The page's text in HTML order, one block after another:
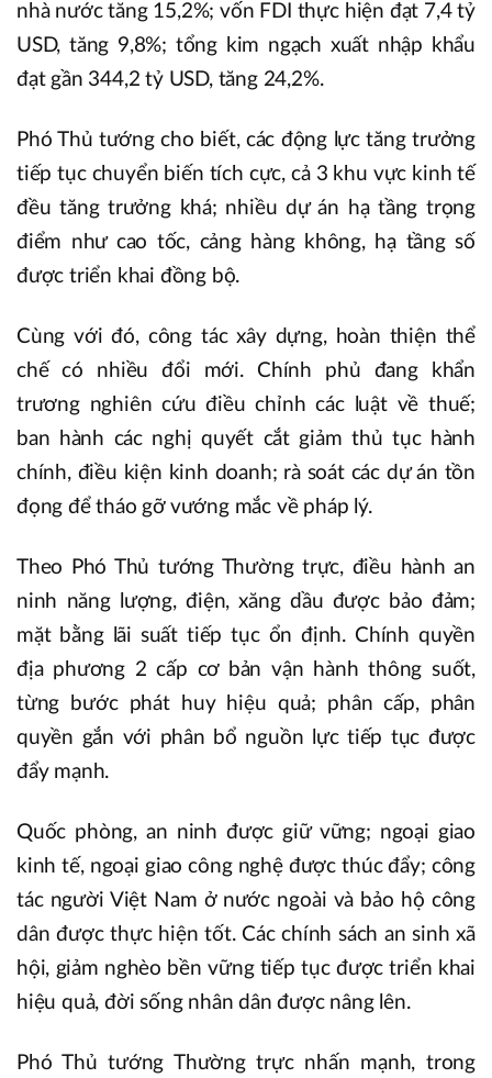
nhà nước tăng 15,2%; vốn FDI thực hiện đạt 7,4 tỷ
USD, tăng 9,8%; tổng kim ngạch xuất nhập khẩu
đạt gần 344,2 tỷ USD, tăng 24,2%.
Phó Thủ tướng cho biết, các động lực tăng trưởng
tiếp tục chuyển biến tích cực, cả 3 khu vực kinh tế
đều tăng trưởng khá; nhiều dự án hạ tầng trọng
điểm như cao tốc, cảng hàng không, hạ tầng số
được triển khai đồng bộ.
Cùng với đó, công tác xây dựng, hoàn thiện thể
chế có nhiều đổi mới. Chính phủ đang khẩn
trương nghiên cứu điều chỉnh các luật về thuế;
ban hành các nghị quyết cắt giảm thủ tục hành
chính, điều kiện kinh doanh; rà soát các dự án tồn
đọng để tháo gỡ vướng mắc về pháp lý.
Theo Phó Thủ tướng Thường trực, điều hành an
ninh năng lượng, điện, xăng dầu được bảo đảm;
mặt bằng lãi suất tiếp tục ổn định. Chính quyền
địa phương 2 cấp cơ bản vận hành thông suốt,
từng bước phát huy hiệu quả; phân cấp, phân
quyền gắn với phân bổ nguồn lực tiếp tục được
đẩy mạnh.
Quốc phòng, an ninh được giữ vững; ngoại giao
kinh tế, ngoại giao công nghệ được thúc đẩy; công
tác người Việt Nam ở nước ngoài và bảo hộ công
dân được thực hiện tốt. Các chính sách an sinh xã
hội, giảm nghèo bền vững tiếp tục được triển khai
hiệu quả, đời sống nhân dân được nâng lên.
Phó Thủ tướng Thường trực nhấn mạnh, trong